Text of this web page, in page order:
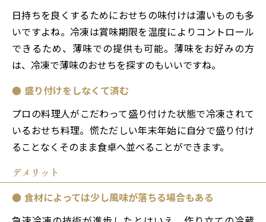
日持ちを良くするためにおせちの味付けは濃いものも多
いですよね。冷凍は賞味期限を温度によりコントロール
できるため、薄味での提供も可能。薄味をお好みの方
は、冷凍で薄味のおせちを探すのもいいですね。
盛り付けをしなくて済む
プロの料理人がこだわって盛り付けた状態で冷凍されて
いるおせち料理。慌ただしい年末年始に自分で盛り付け
ることなくそのまま食卓へ並べることができます。
デメリット
食材によっては少し風味が落ちる場合もある